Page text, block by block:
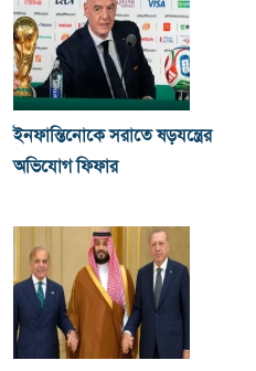
ইনফান্তিনোকে সরাতে ষড়যন্ত্রের
অভিযোগ ফিফার